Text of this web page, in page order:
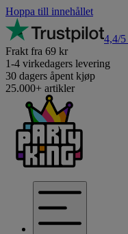
Hoppa till innehållet
4,4/5
Frakt fra 69 kr
1-4 virkedagers levering
30 dagers åpent kjøp
25.000+ artikler